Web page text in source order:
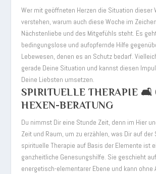
Wer mit geöffneten Herzen die Situation dieser
verstehen, warum auch diese Woche im
Nächstenliebe und des Mitgefühls steht. Es
bedingungslose und aufopfernde Hilfe
Lebewesen, denen es an Schutz bedarf.
gerade Deine Situation und kannst diesen
Deine Liebsten umsetzen.
SPIRITUELLE THERAPIE 🛋️
HEXEN-BERATUNG
Du nimmst Dir eine Stunde Zeit, denn im Hier
Zeit und Raum, um zu erzählen, was Dir auf der
spirituelle Therapie auf Basis der Elemente ist
ganzheitliche Genesungshilfe. Sie geschieht
energetisch-elementarer Ebene und kann ohne